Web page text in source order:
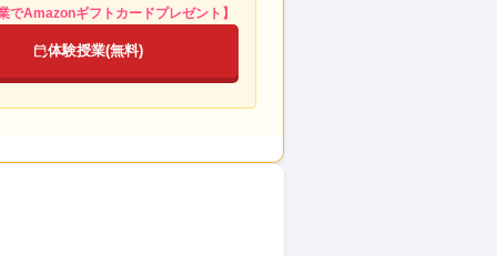
でAmazonギフトカードプレゼント】
体験授業(無料)